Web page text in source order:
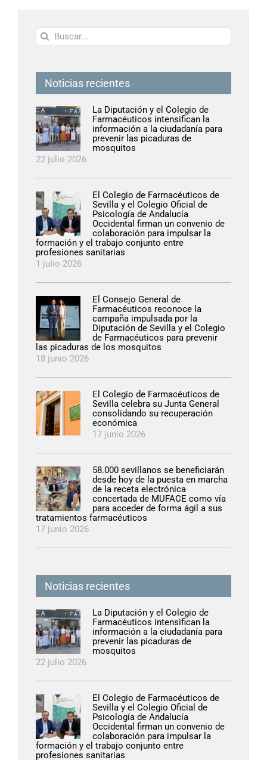
Buscar:
Noticias recientes
La Diputación y el Colegio de
Farmacéuticos intensifican la
información a la ciudadanía para
prevenir las picaduras de
mosquitos
22 julio 2026
El Colegio de Farmacéuticos de
Sevilla y el Colegio Oficial de
Psicología de Andalucía
Occidental firman un convenio de
colaboración para impulsar la
formación y el trabajo conjunto entre
profesiones sanitarias
1 julio 2026
El Consejo General de
Farmacéuticos reconoce la
campaña impulsada por la
Diputación de Sevilla y el Colegio
de Farmacéuticos para prevenir
las picaduras de los mosquitos
18 junio 2026
El Colegio de Farmacéuticos de
Sevilla celebra su Junta General
consolidando su recuperación
económica
17 junio 2026
58.000 sevillanos se beneficiarán
desde hoy de la puesta en marcha
de la receta electrónica
concertada de MUFACE como vía
para acceder de forma ágil a sus
tratamientos farmacéuticos
17 junio 2026
Noticias recientes
La Diputación y el Colegio de
Farmacéuticos intensifican la
información a la ciudadanía para
prevenir las picaduras de
mosquitos
22 julio 2026
El Colegio de Farmacéuticos de
Sevilla y el Colegio Oficial de
Psicología de Andalucía
Occidental firman un convenio de
colaboración para impulsar la
formación y el trabajo conjunto entre
profesiones sanitarias